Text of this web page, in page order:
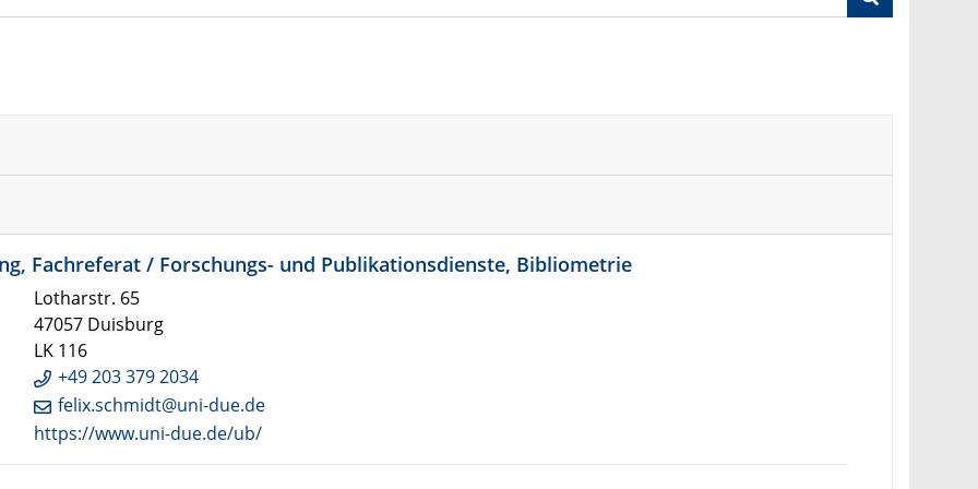
Fachreferat / Forschungs- und Publikationsdienste, Bibliometrie
Lotharstr. 65
47057 Duisburg
LK 116
+49 203 379 2034
felix.schmidt@uni-due.de
https://www.uni-due.de/ub/